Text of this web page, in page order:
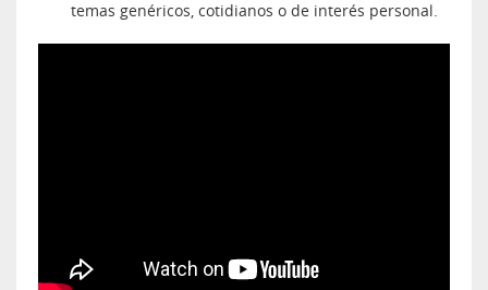
temas genéricos, cotidianos o de interés personal.